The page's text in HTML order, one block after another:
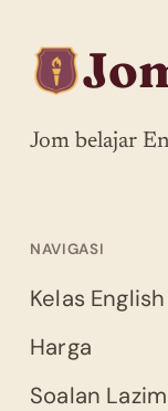
Jom belajar
NAVIGASI
Kelas English
Harga
Soalan Lazim